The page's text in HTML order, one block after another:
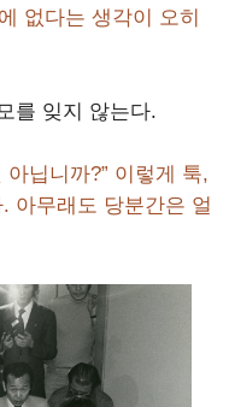
없다는 생각이 오히
를 잊지 않는다.
닙니까?” 이렇게 툭,
아무래도 당분간은 얼